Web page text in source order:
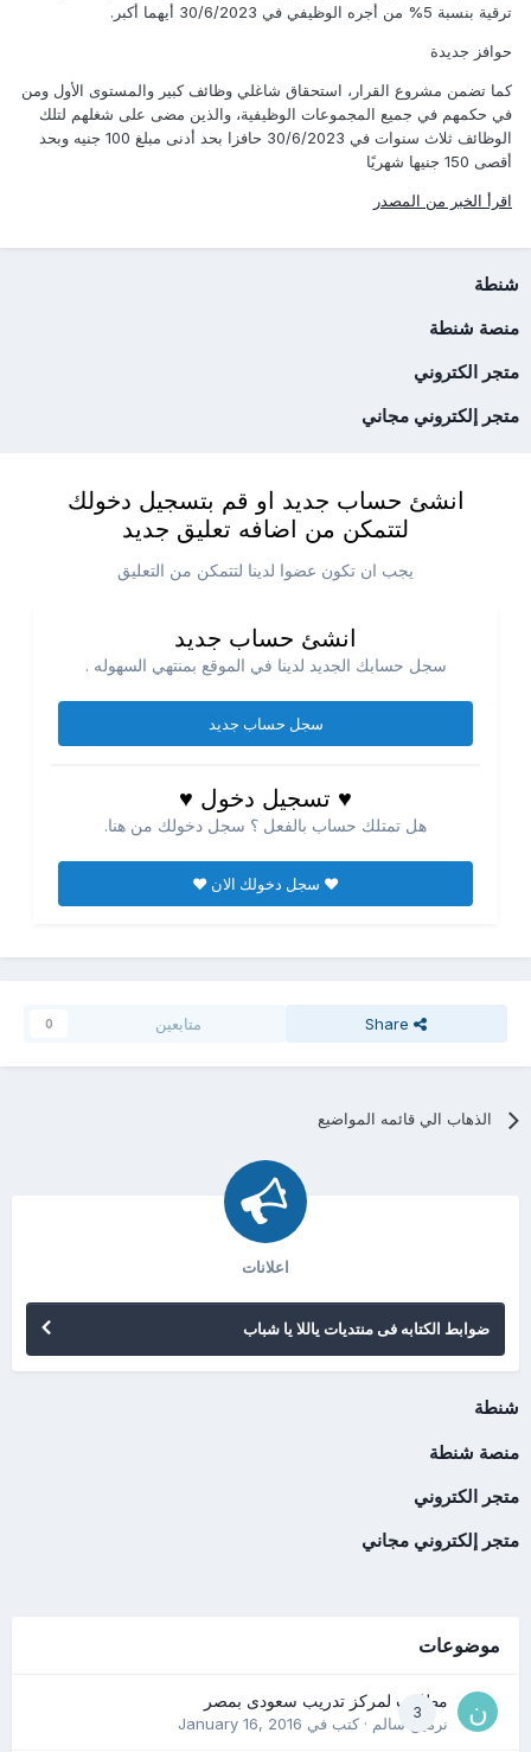
ترقية بنسبة 5% من أجره الوظيفي في 30/6/2023 أيهما أكبر.
حوافز جديدة
كما تضمن مشروع القرار، استحقاق شاغلي وظائف كبير والمستوى الأول ومن
في حكمهم في جميع المجموعات الوظيفية، والذين مضى على شغلهم لتلك
الوظائف ثلاث سنوات في 30/6/2023 حافزا بحد أدنى مبلغ 100 جنيه وبحد
أقصى 150 جنيها شهريًا
اقرأ الخبر من المصدر
شنطة
منصة شنطة
متجر الكتروني
متجر إلكتروني مجاني
انشئ حساب جديد او قم بتسجيل دخولك
لتتمكن من اضافه تعليق جديد
يجب ان تكون عضوا لدينا لتتمكن من التعليق
انشئ حساب جديد
سجل حسابك الجديد لدينا في الموقع بمنتهي السهوله .
سجل حساب جديد
♥ تسجيل دخول ♥
هل تمتلك حساب بالفعل ؟ سجل دخولك من هنا.
♥ سجل دخولك الان ♥
Share متابعين 0
الذهاب الي قائمه المواضيع
اعلانات
ضوابط الكتابه فى منتديات ياللا يا شباب
شنطة
منصة شنطة
متجر الكتروني
متجر إلكتروني مجاني
موضوعات
3
مطلوب لمركز تدريب سعودى بمصر
نرمين سالم· كتب في January 16, 2016